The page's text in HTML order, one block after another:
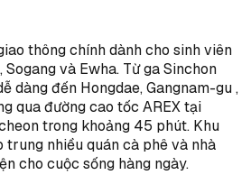
thông chính dành cho sinh viên
và Ewha. Từ ga Sinchon
dàng đến Hongdae, Gangnam-gu ,
qua đường cao tốc AREX tại
trong khoảng 45 phút. Khu
trung nhiều quán cà phê và nhà
cho cuộc sống hàng ngày.